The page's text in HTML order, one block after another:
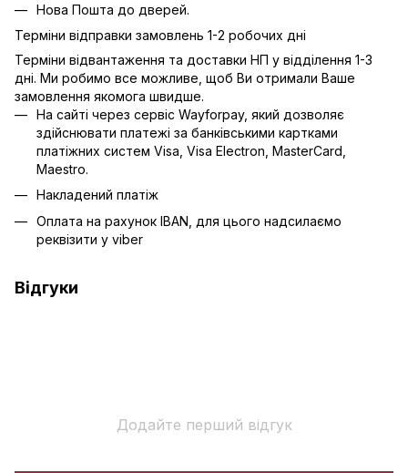
Нова Пошта до дверей.
Терміни відправки замовлень 1-2 робочих дні
Терміни відвантаження та доставки НП у відділення 1-3
дні. Ми робимо все можливе, щоб Ви отримали Ваше
замовлення якомога швидше.
На сайті через сервіс Wayforpay, який дозволяє
здійснювати платежі за банківськими картками
платіжних систем Visa, Visa Electron, MasterCard,
Maestro.
Накладений платіж
Оплата на рахунок IBAN, для цього надсилаємо
реквізити у viber
Відгуки
Додайте перший відгук